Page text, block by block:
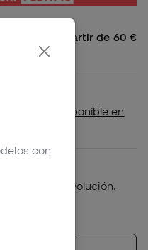
a partir de 60 €
está disponible en
política de devolución.
con